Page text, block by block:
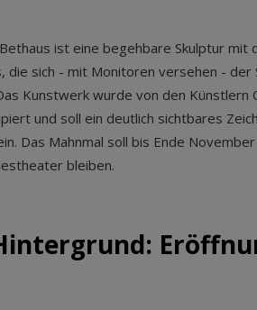
ist eine begehbare Skulptur mit
die sich - mit Monitoren versehen - der
Kunstwerk wurde von den Künstlern
und soll ein deutlich sichtbares
Das Mahnmal soll bis Ende
bleiben.